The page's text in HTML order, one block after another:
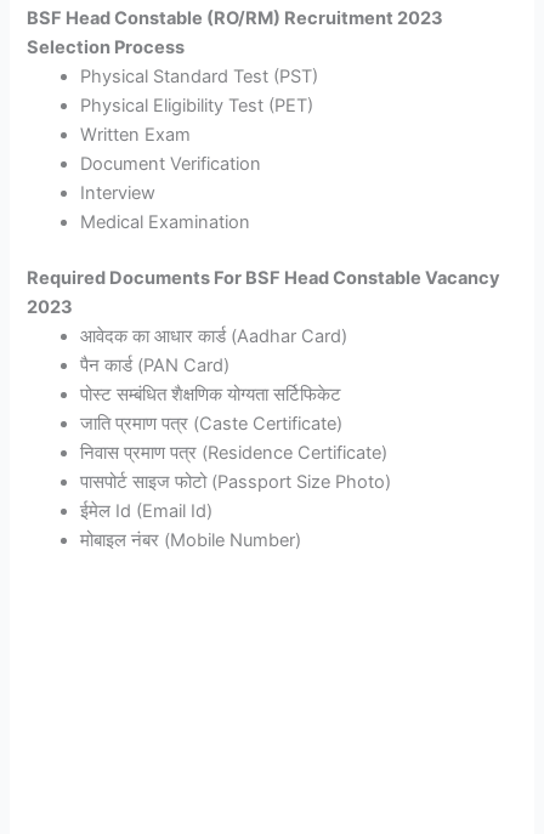
BSF Head Constable (RO/RM) Recruitment 2023
Selection Process
Physical Standard Test (PST)
Physical Eligibility Test (PET)
Written Exam
Document Verification
Interview
Medical Examination
Required Documents For BSF Head Constable Vacancy
2023
आवेदक का आधार कार्ड (Aadhar Card)
पैन कार्ड (PAN Card)
पोस्ट सम्बंधित शैक्षणिक योग्यता सर्टिफिकेट
जाति प्रमाण पत्र (Caste Certificate)
निवास प्रमाण पत्र (Residence Certificate)
पासपोर्ट साइज फोटो (Passport Size Photo)
ईमेल Id (Email Id)
मोबाइल नंबर (Mobile Number)